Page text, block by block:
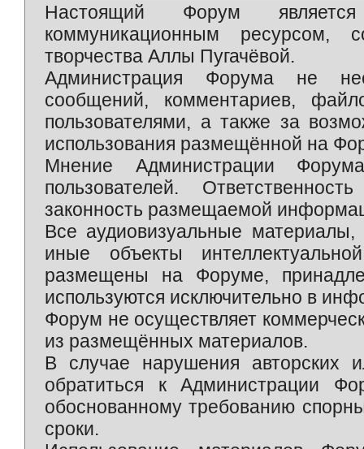
Настоящий Форум является
коммуникационным ресурсом,
творчества Аллы Пугачёвой.
Администрация Форума не
сообщений, комментариев,
пользователями, а также за
использования размещённой на
Мнение Администрации
пользователей.
законность размещаемой
Все аудиовизуальные
иные объекты
размещены на Форуме,
используются исключительно в
Форум не осуществляет
из размещённых материалов.
В случае нарушения авторских
обратиться к Администрации
обоснованному требованию
сроки.